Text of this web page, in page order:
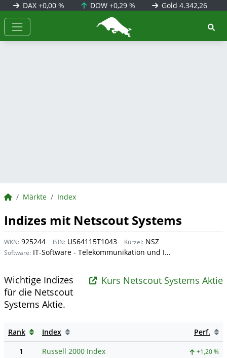
DAX +0,00 % DOW+0,29 % Gold 4.342,26
BörsenNEWS.de
BörsenNEWS.de
Märkte Index
Indizes mit Netscout Systems
WKN: 925244 ISIN: US64115T1043 Kürzel: NSZ
Software: IT-Software - Telekommunikation und Internet
Wichtige Indizes
für die Netscout
Systems Aktie.
Kurs Netscout Systems Aktie
Rank Index
Perf.
1
Russell 2000 Index +1,20 %